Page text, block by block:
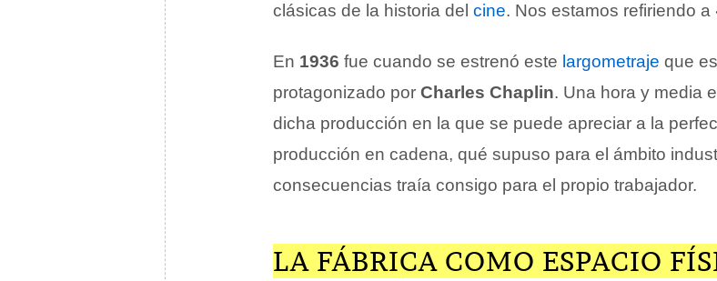
clásicas de la historia del cine. Nos estamos refiriendo a
En 1936 fue cuando se estrenó este largometraje que
protagonizado por Charles Chaplin. Una hora y media
dicha producción en la que se puede apreciar a la
producción en cadena, qué supuso para el ámbito
consecuencias traía consigo para el propio trabajador.
LA FÁBRICA COMO ESPACIO